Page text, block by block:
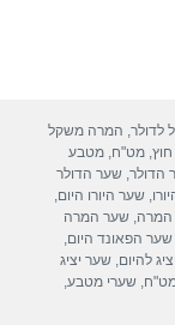
לדולר, המרה משקל
,מט"ח,מטבע
הדולר,שער הדולר
,שער היורו היום,
המרה,שער המרה
שער הפאונד היום,
להיום,שער יציג
,שערי מטבע,